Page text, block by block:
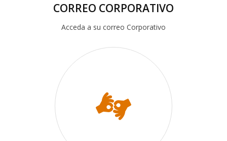
CORREO CORPORATIVO
Acceda a su correo Corporativo